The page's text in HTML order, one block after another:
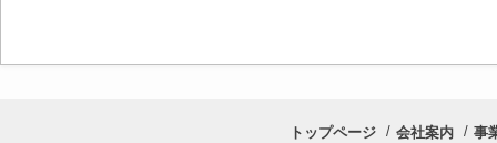
トップページ 会社案内 事